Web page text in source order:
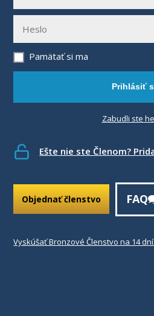
Pamätať si ma
Prihlásiť
Zabudli ste
Ešte nie ste Členom?
Objednať členstvo FAQ
Vyskúšať Bronzové Členstvo na 14 dní